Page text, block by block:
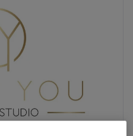
Wohlfühlerlebnis in